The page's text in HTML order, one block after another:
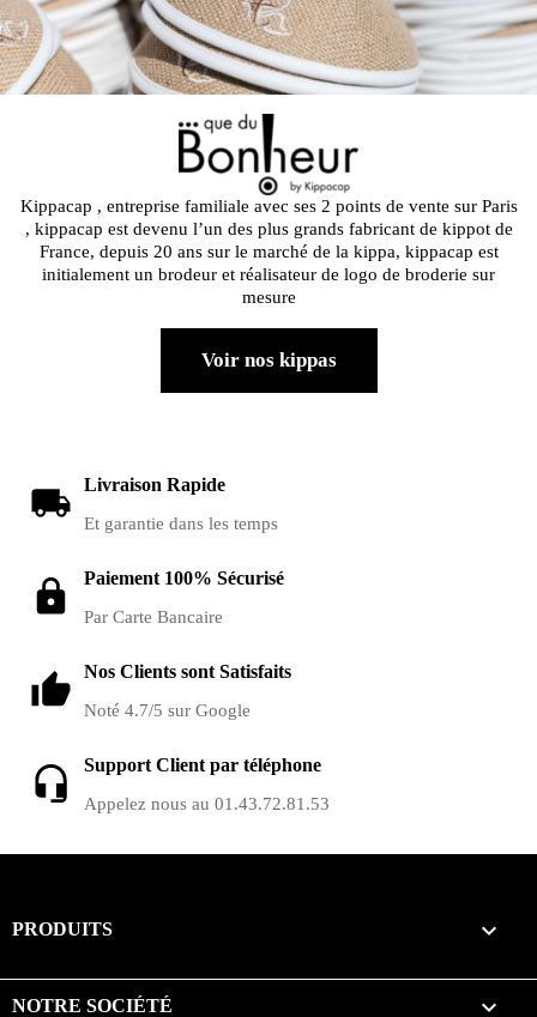
Kippacap , entreprise familiale avec ses 2 points de vente sur Paris
, kippacap est devenu l’un des plus grands fabricant de kippot de
France, depuis 20 ans sur le marché de la kippa, kippacap est
initialement un brodeur et réalisateur de logo de broderie sur
mesure
Voir nos kippas
Livraison Rapide
Et garantie dans les temps
Paiement 100% Sécurisé
Par Carte Bancaire
Nos Clients sont Satisfaits
Noté 4.7/5 sur Google
Support Client par téléphone
Appelez nous au 01.43.72.81.53
PRODUITS 
NOTRE SOCIÉTÉ 